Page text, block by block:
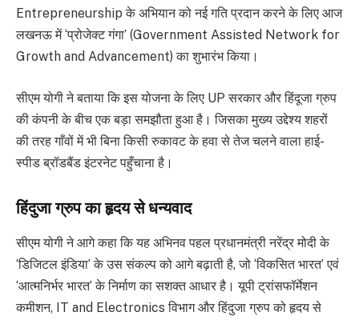
Entrepreneurship के अभियान को नई गति प्रदान करने के लिए आज
लखनऊ में ‘प्रोजेक्ट गंगा’ (Government Assisted Network for
Growth and Advancement) का शुभारंभ किया।
सीएम योगी ने बताया कि इस योजना के लिए UP सरकार और हिंदूजा ग्रुप
की कंपनी के बीच एक बड़ा समझौता हुआ है। जिसका मुख्य उद्देश्य शहरों
की तरह गाँवों में भी बिना किसी रुकावट के हवा से तेज चलने वाला हाई-
स्पीड ब्रॉडबैंड इंटरनेट पहुँचाना है।
हिंदुजा ग्रुप का हृदय से धन्यवाद
सीएम योगी ने आगे कहा कि यह अभिनव पहल प्रधानमंत्री नरेंद्र मोदी के
‘डिजिटल इंडिया’ के उस संकल्प को आगे बढ़ाती है, जो ‘विकसित भारत’ एवं
‘आत्मनिर्भर भारत’ के निर्माण का सशक्त आधार है। यूपी ट्रांसफॉर्मेशन
कमीशन, IT and Electronics विभाग और हिंदुजा ग्रुप को हृदय से